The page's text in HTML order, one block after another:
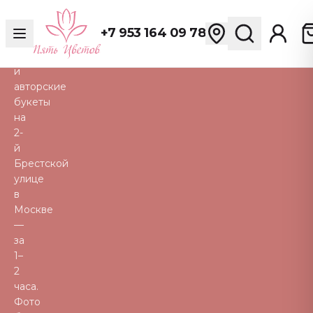
+7 953 164 09 78
пионы,
тюльпаны
и
авторские
букеты
на
2-
й
Брестской
улице
в
Москве
—
за
1–
2
часа.
Фото